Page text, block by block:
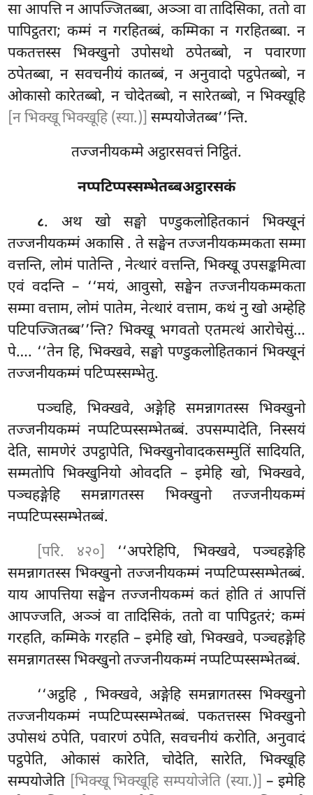
सा आपत्ति न आपज्जितब्बा, अञ्ञा वा तादिसिका, ततो वा
पापिट्ठतरा; कम्मं न गरहितब्बं, कम्मिका न गरहितब्बा. न
पकतत्तस्स भिक्खुनो उपोसथो ठपेतब्बो, न पवारणा
ठपेतब्बा, न सवचनीयं कातब्बं, न अनुवादो पट्ठपेतब्बो, न
ओकासो कारेतब्बो, न चोदेतब्बो, न सारेतब्बो, न भिक्खूहि
[न भिक्खू भिक्खूहि (स्या.)] सम्पयोजेतब्ब’’न्ति.
तज्जनीयकम्मे अट्ठारसवत्तं निट्ठितं.
नप्पटिप्पस्सम्भेतब्बअट्ठारसकं
८. अथ खो सङ्घो पण्डुकलोहितकानं भिक्खूनं
तज्जनीयकम्मं अकासि. ते सङ्घेन तज्जनीयकम्मकता सम्मा
वत्तन्ति, लोमं पातेन्ति , नेत्थारं वत्तन्ति, भिक्खू उपसङ्कमित्वा
एवं वदन्ति – ‘‘मयं, आवुसो, सङ्घेन तज्जनीयकम्मकता
सम्मा वत्ताम, लोमं पातेम, नेत्थारं वत्ताम, कथं नु खो अम्हेहि
पटिपज्जितब्ब’’न्ति? भिक्खू भगवतो एतमत्थं आरोचेसुं…
पे…. ‘‘तेन हि, भिक्खवे, सङ्घो पण्डुकलोहितकानं भिक्खूनं
तज्जनीयकम्मं पटिप्पस्सम्भेतु.
पञ्चहि, भिक्खवे, अङ्गेहि समन्नागतस्स भिक्खुनो
तज्जनीयकम्मं नप्पटिप्पस्सम्भेतब्बं. उपसम्पादेति, निस्सयं
देति, सामणेरं उपट्ठापेति, भिक्खुनोवादकसम्मुतिं सादियति,
सम्मतोपि भिक्खुनियो ओवदति – इमेहि खो, भिक्खवे,
पञ्चहङ्गेहि समन्नागतस्स भिक्खुनो तज्जनीयकम्मं
नप्पटिप्पस्सम्भेतब्बं.
[परि. ४२०]
‘‘अपरेहिपि, भिक्खवे, पञ्चहङ्गेहि
समन्नागतस्स भिक्खुनो तज्जनीयकम्मं नप्पटिप्पस्सम्भेतब्बं.
याय आपत्तिया सङ्घेन तज्जनीयकम्मं कतं होति तं आपत्तिं
आपज्जति, अञ्ञं वा तादिसिकं, ततो वा पापिट्ठतरं; कम्मं
गरहति, कम्मिके गरहति – इमेहि खो, भिक्खवे, पञ्चहङ्गेहि
समन्नागतस्स भिक्खुनो तज्जनीयकम्मं नप्पटिप्पस्सम्भेतब्बं.
‘‘अट्ठहि , भिक्खवे, अङ्गेहि समन्नागतस्स भिक्खुनो
तज्जनीयकम्मंनप्पटिप्पस्सम्भेतब्बं. पकतत्तस्स भिक्खुनो
उपोसथं ठपेति, पवारणं ठपेति, सवचनीयं करोति, अनुवादं
पट्ठपेति, ओकासं कारेति, चोदेति, सारेति, भिक्खूहि
सम्पयोजेति [भिक्खू भिक्खूहि सम्पयोजेति (स्या.)] – इमेहि